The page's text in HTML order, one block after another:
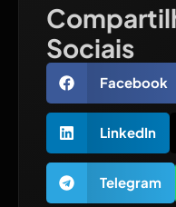
Sociais
Facebook
LinkedIn
Telegram